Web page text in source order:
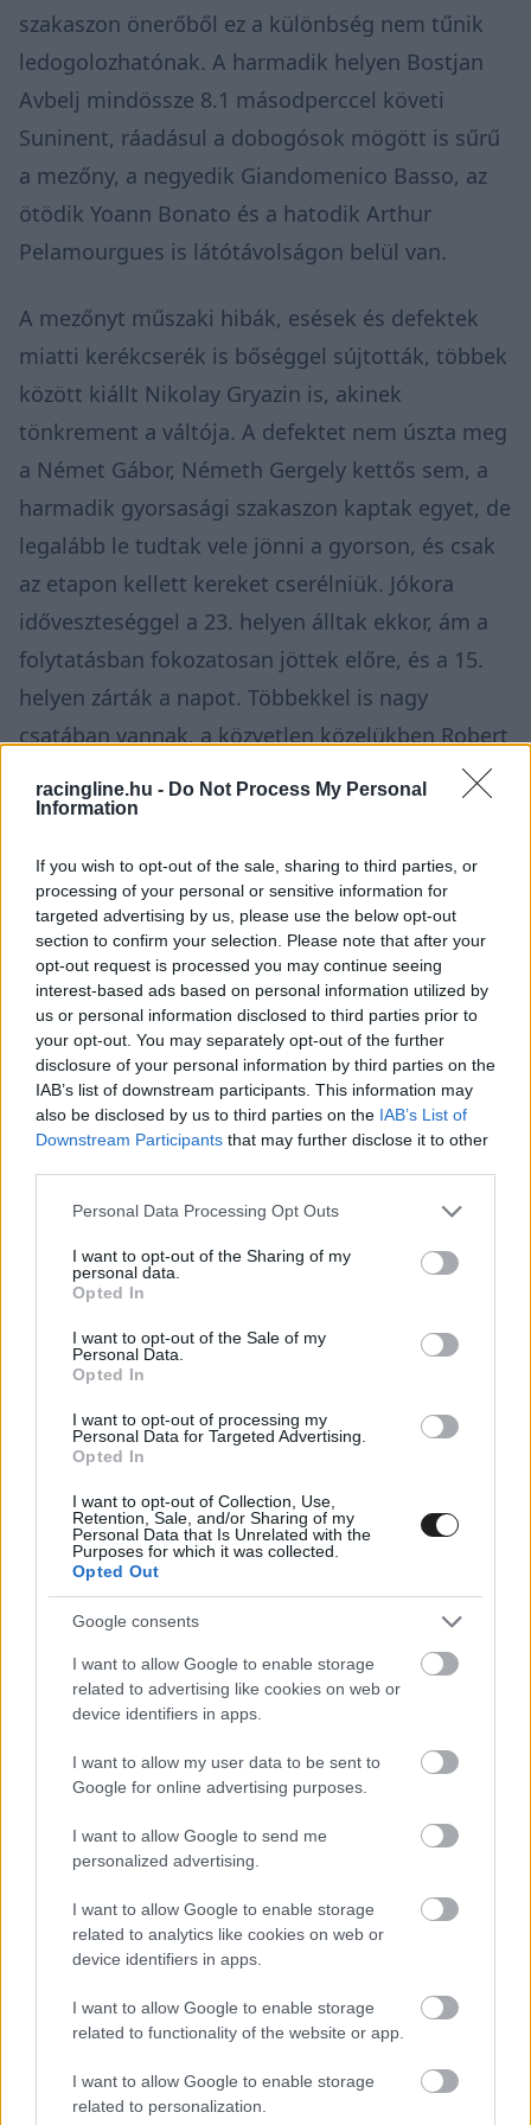
racingline.hu - Do Not Process My Personal
Information
If you wish to opt-out of the sale, sharing to third parties, or
processing of your personal or sensitive information for
targeted advertising by us, please use the below opt-out
section to confirm your selection. Please note that after your
opt-out request is processed you may continue seeing
interest-based ads based on personal information utilized by
us or personal information disclosed to third parties prior to
your opt-out. You may separately opt-out of the further
disclosure of your personal information by third parties on the
IAB’s list of downstream participants. This information may
also be disclosed by us to third parties on the IAB’s List of
Downstream Participants that may further disclose it to other
Please note that this website/app uses one or more Google
not limited to your visit or usage behaviour. You may click to
grant or deny consent to Google and its third-party tags to
use your data for below specified purposes in below Google
consent section.
Personal Data Processing Opt Outs
I want to opt-out of the Sharing of my
personal data.
Opted In
I want to opt-out of the Sale of my
Personal Data.
Opted In
I want to opt-out of processing my
Personal Data for Targeted Advertising.
Opted In
I want to opt-out of Collection, Use,
Retention, Sale, and/or Sharing of my
Personal Data that Is Unrelated with the
Purposes for which it was collected.
Opted Out
Google consents
I want to allow Google to enable storage
related to advertising like cookies on web or
device identifiers in apps.
I want to allow my user data to be sent to
Google for online advertising purposes.
I want to allow Google to send me
personalized advertising.
I want to allow Google to enable storage
related to analytics like cookies on web or
device identifiers in apps.
I want to allow Google to enable storage
related to functionality of the website or app.
I want to allow Google to enable storage
related to personalization.
szakaszon önerőből ez a különbség nem tűnik
ledogolozhatónak. A harmadik helyen Bostjan
Avbelj mindössze 8.1 másodperccel követi
Suninent, ráadásul a dobogósok mögött is sűrű
a mezőny, a negyedik Giandomenico Basso, az
ötödik Yoann Bonato és a hatodik Arthur
Pelamourgues is látótávolságon belül van.
A mezőnyt műszaki hibák, esések és defektek
miatti kerékcserék is bőséggel sújtották, többek
között kiállt Nikolay Gryazin is, akinek
tönkrement a váltója. A defektet nem úszta meg
a Német Gábor, Németh Gergely kettős sem, a
harmadik gyorsasági szakaszon kaptak egyet, de
legalább le tudtak vele jönni a gyorson, és csak
az etapon kellett kereket cserélniük. Jókora
időveszteséggel a 23. helyen álltak ekkor, ám a
folytatásban fokozatosan jöttek előre, és a 15.
helyen zárták a napot. Többekkel is nagy
csatában vannak, a közvetlen közelükben Robert
Blach 1.9 másodperccel van előttük, Simone
Tempestini pedig 0.4. másodperccel mögöttük.
A Róma Rally vasárnap 9.05-kor folytatódik, a
részletes eredményekITT
A Róma Rally állása a 7. gyorsasági szakasz
1. Roberto Dapra, Luca Guglielmetti (olaszok),